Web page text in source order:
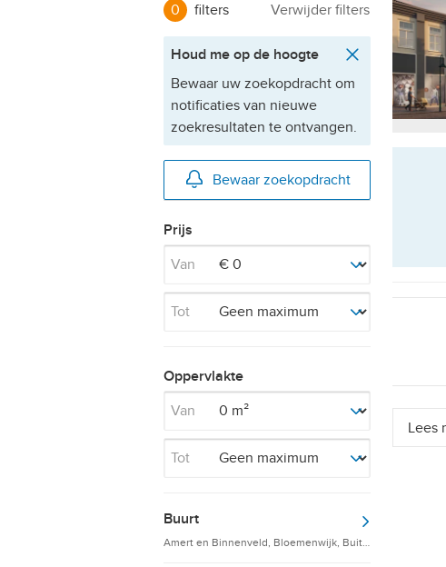
0 filters Verwijder filters
Houd me op de hoogte
Bewaar uw zoekopdracht om
notificaties van nieuwe
zoekresultaten te ontvangen.
Bewaar zoekopdracht
Prijs
Van
Tot
Oppervlakte
Van
Tot
Buurt
Amert en Binnenveld, Bloemenwijk, Buitengebied
Lees